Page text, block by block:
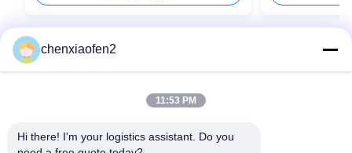
chenxiaofen2
11:53 PM
Hi there! I'm your logistics assistant. Do you